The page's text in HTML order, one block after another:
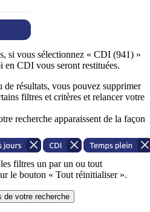
si vous sélectionnez « CDI (941) »
en CDI vous seront restituées.
de résultats, vous pouvez supprimer
filtres et critères et relancer votre
recherche apparaissent de la façon
filtres un par un ou tout
le bouton « Tout réinitialiser ».
de votre recherche